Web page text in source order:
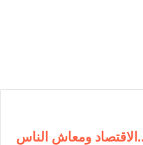
ومعاش الناس